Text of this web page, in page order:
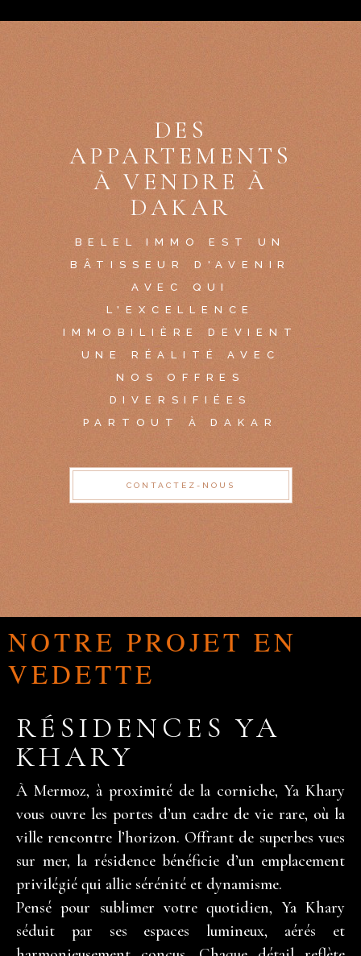
DES
APPARTEMENTS
À VENDRE À
DAKAR
BELEL IMMO EST UN
BÂTISSEUR D'AVENIR
AVEC QUI
L'EXCELLENCE
IMMOBILIÈRE DEVIENT
UNE RÉALITÉ AVEC
NOS OFFRES
DIVERSIFIÉES
PARTOUT À DAKAR
CONTACTEZ-NOUS
NOTRE PROJET EN
VEDETTE
RÉSIDENCES YA
KHARY
À Mermoz, à proximité de la corniche, Ya Khary
vous ouvre les portes d’un cadre de vie rare, où la
ville rencontre l’horizon. Offrant de superbes vues
sur mer, la résidence bénéficie d’un emplacement
privilégié qui allie sérénité et dynamisme.
Pensé pour sublimer votre quotidien, Ya Khary
séduit par ses espaces lumineux, aérés et